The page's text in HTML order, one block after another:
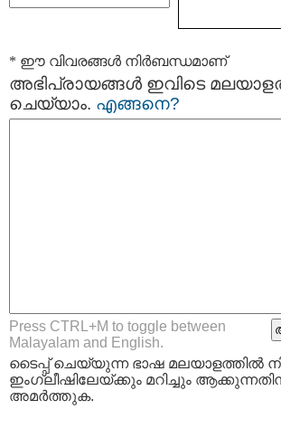
* ഈ വിവരങ്ങള്‍ നിര്‍ബന്ധമാണ്
അഭിപ്രായങ്ങള്‍ ഇവിടെ
ചെയ്യാം. എങ്ങനെ?
Press CTRL+M to toggle between
Malayalam and English.
ടൈപ്പ്‌ ചെയ്യുന്ന ഭാഷ മലയാളത്തില്‍
ഇംഗ്ലീഷിലേയ്ക്കും മറിച്ചും ആക്കുന്നതിന്
അമര്‍ത്തുക.